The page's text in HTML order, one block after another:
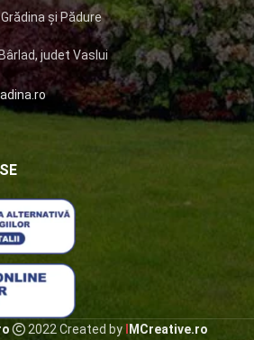
și Pădure
judet Vaslui
2022 Created by MCreative.ro